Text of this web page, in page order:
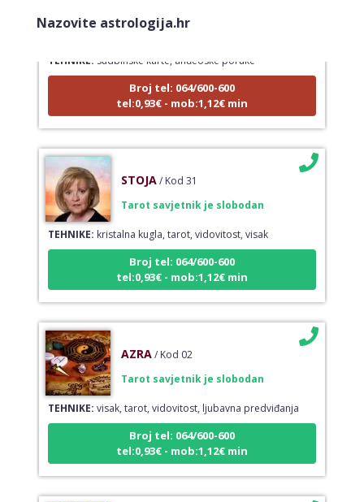
Nazovite astrologija.hr
Tarot savjetnik je zauzet
Broj tel: 064/600-600
tel:0,93€ - mob:1,12€ min
STOJA / Kod 31
Tarot savjetnik je slobodan
TEHNIKE:kristalna kugla, tarot, vidovitost, visak
Broj tel: 064/600-600
tel:0,93€ - mob:1,12€ min
AZRA / Kod 02
Tarot savjetnik je slobodan
TEHNIKE:visak, tarot, vidovitost, ljubavna predviđanja
Broj tel: 064/600-600
tel:0,93€ - mob:1,12€ min